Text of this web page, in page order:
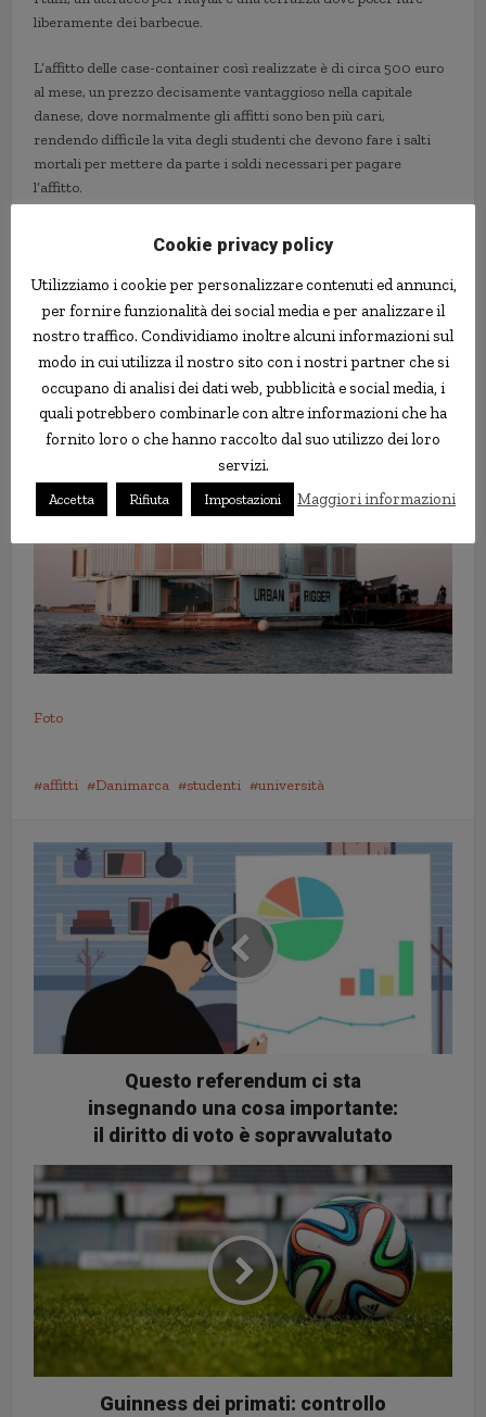
liberamente dei barbecue.
L’affitto delle case-container così realizzate è di circa 500 euro
al mese, un prezzo decisamente vantaggioso nella capitale
danese, dove normalmente gli affitti sono ben più cari,
rendendo difficile la vita degli studenti che devono fare i salti
mortali per mettere da parte i soldi necessari per pagare
l’affitto.
Foto
affitti Danimarca studenti università
Questo referendum ci sta
insegnando una cosa importante:
il diritto di voto è sopravvalutato
Guinness dei primati: controllo
Cookie privacy policy
Utilizziamo i cookie per personalizzare contenuti ed annunci,
per fornire funzionalità dei social media e per analizzare il
nostro traffico. Condividiamo inoltre alcuni informazioni sul
modo in cui utilizza il nostro sito con i nostri partner che si
occupano di analisi dei dati web, pubblicità e social media, i
quali potrebbero combinarle con altre informazioni che ha
fornito loro o che hanno raccolto dal suo utilizzo dei loro
servizi.
Accetta Rifiuta Impostazioni Maggiori informazioni